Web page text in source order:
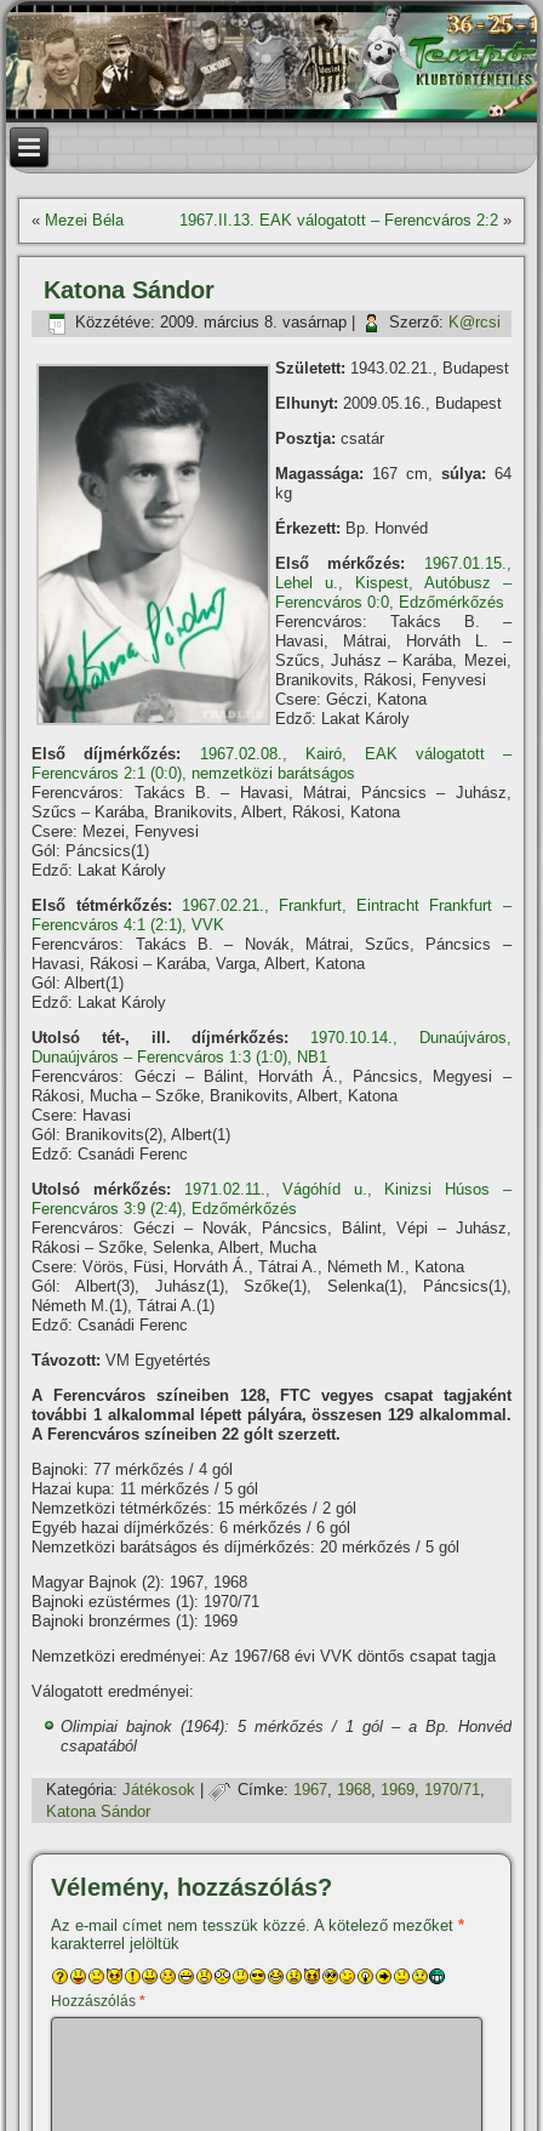
« Mezei Béla 1967.II.13. EAK válogatott – Ferencváros 2:2»
Katona Sándor
Közzétéve: 2009. március 8. vasárnap Szerző: K@rcsi
Született: 1943.02.21., Budapest
Elhunyt: 2009.05.16., Budapest
Posztja: csatár
Magassága: 167 cm, súlya: 64
kg
Érkezett: Bp. Honvéd
Első mérkőzés: 1967.01.15.,
Lehel u., Kispest, Autóbusz –
Ferencváros 0:0, Edzőmérkőzés
Ferencváros: Takács B. –
Havasi, Mátrai, Horváth L. –
Szűcs, Juhász – Karába, Mezei,
Branikovits, Rákosi, Fenyvesi
Csere: Géczi, Katona
Edző: Lakat Károly
Első díjmérkőzés:
1967.02.08., Kairó, EAK válogatott –
Ferencváros 2:1 (0:0), nemzetközi barátságos
Ferencváros: Takács B. – Havasi, Mátrai, Páncsics – Juhász,
Szűcs – Karába, Branikovits, Albert, Rákosi, Katona
Csere: Mezei, Fenyvesi
Gól: Páncsics(1)
Edző: Lakat Károly
Első tétmérkőzés:
1967.02.21., Frankfurt, Eintracht Frankfurt –
Ferencváros 4:1 (2:1), VVK
Ferencváros: Takács B. – Novák, Mátrai, Szűcs, Páncsics –
Havasi, Rákosi – Karába, Varga, Albert, Katona
Gól: Albert(1)
Edző: Lakat Károly
Utolsó tét-, ill. díjmérkőzés:
1970.10.14., Dunaújváros,
Dunaújváros – Ferencváros 1:3 (1:0), NB1
Ferencváros: Géczi – Bálint, Horváth Á., Páncsics, Megyesi –
Rákosi, Mucha – Szőke, Branikovits, Albert, Katona
Csere: Havasi
Gól: Branikovits(2), Albert(1)
Edző: Csanádi Ferenc
Utolsó mérkőzés:
1971.02.11., Vágóhíd u., Kinizsi Húsos –
Ferencváros 3:9 (2:4), Edzőmérkőzés
Ferencváros: Géczi – Novák, Páncsics, Bálint, Vépi – Juhász,
Rákosi – Szőke, Selenka, Albert, Mucha
Csere: Vörös, Füsi, Horváth Á., Tátrai A., Németh M., Katona
Gól: Albert(3), Juhász(1), Szőke(1), Selenka(1), Páncsics(1),
Németh M.(1), Tátrai A.(1)
Edző: Csanádi Ferenc
Távozott: VM Egyetértés
A Ferencváros szí­neiben 128, FTC vegyes csapat tagjaként
további 1 alkalommal lépett pályára, összesen 129 alkalommal.
A Ferencváros szí­neiben 22 gólt szerzett.
Bajnoki: 77 mérkőzés / 4 gól
Hazai kupa: 11 mérkőzés / 5 gól
Nemzetközi tétmérkőzés: 15 mérkőzés / 2 gól
Egyéb hazai dí­jmérkőzés: 6 mérkőzés / 6 gól
Nemzetközi barátságos és dí­jmérkőzés: 20 mérkőzés / 5 gól
Magyar Bajnok (2): 1967, 1968
Bajnoki ezüstérmes (1): 1970/71
Bajnoki bronzérmes (1): 1969
Nemzetközi eredményei: Az 1967/68 évi VVK döntős csapat tagja
Válogatott eredményei:
Olimpiai bajnok (1964): 5 mérkőzés / 1 gól – a Bp. Honvéd
csapatából
Kategória: Játékosok | Címke: 1967, 1968, 1969, 1970/71,
Katona Sándor
Vélemény, hozzászólás?
Az e-mail címet nem tesszük közzé. A kötelező mezőket*
karakterrel jelöltük
Hozzászólás*